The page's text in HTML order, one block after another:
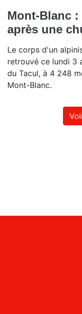
Mont-Blanc
après une
Le corps d'un
retrouvé ce lundi 3
du Tacul, à 4 248
Mont-Blanc.